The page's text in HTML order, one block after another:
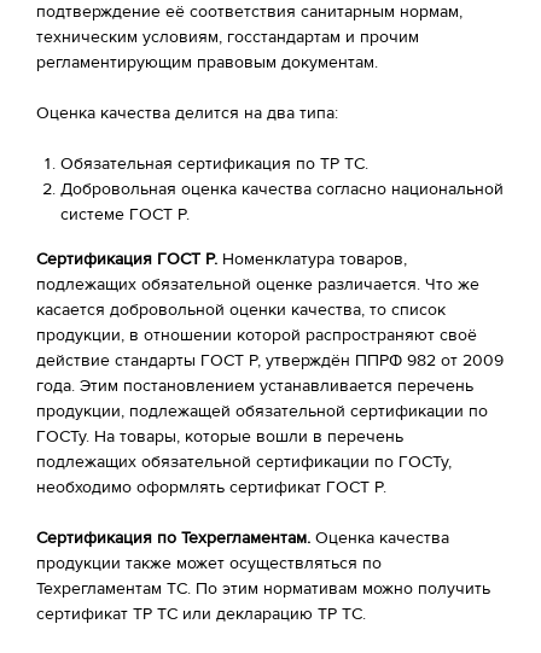
подтверждение её соответствия санитарным нормам,
техническим условиям, госстандартам и прочим
регламентирующим правовым документам.
Оценка качества делится на два типа:
Обязательная сертификация по ТР ТС.
Добровольная оценка качества согласно национальной
системе ГОСТ Р.
Сертификация ГОСТ Р. Номенклатура товаров,
подлежащих обязательной оценке различается. Что же
касается добровольной оценки качества, то список
продукции, в отношении которой распространяют своё
действие стандарты ГОСТ Р, утверждён ППРФ 982 от 2009
года. Этим постановлением устанавливается перечень
продукции, подлежащей обязательной сертификации по
ГОСТу. На товары, которые вошли в перечень
подлежащих обязательной сертификации по ГОСТу,
необходимо оформлять сертификат ГОСТ Р.
Сертификация по Техрегламентам. Оценка качества
продукции также может осуществляться по
Техрегламентам ТС. По этим нормативам можно получить
сертификат ТР ТС или декларацию ТР ТС.